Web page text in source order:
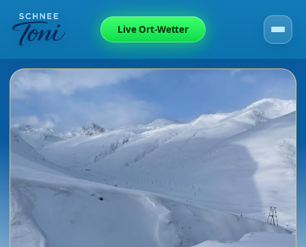
Live Ort-Wetter